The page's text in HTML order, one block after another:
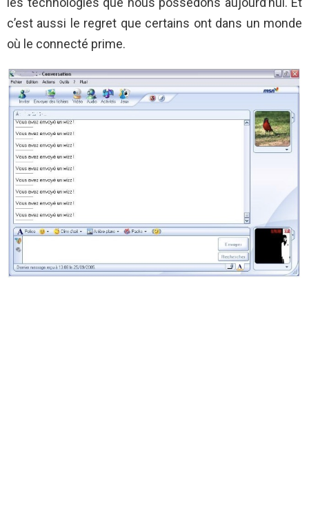
c’est aussi le regret que certains ont dans un monde
où le connecté prime.